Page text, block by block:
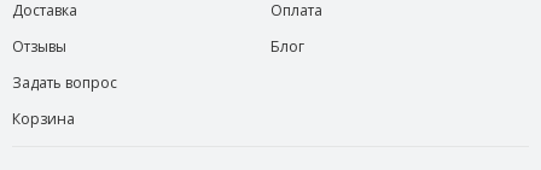
Доставка
Отзывы
Задать вопрос
Корзина
Оплата
Блог